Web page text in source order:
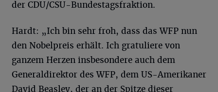
der CDU/CSU-Bundestagsfraktion.
Hardt: „Ich bin sehr froh, dass das WFP nun
den Nobelpreis erhält. Ich gratuliere von
ganzem Herzen insbesondere auch dem
Generaldirektor des WFP, dem US-Amerikaner
David Beasley, der an der Spitze dieser